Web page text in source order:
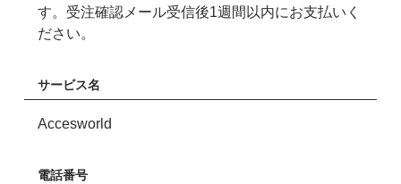
す。受注確認メール受信後1週間以内にお支払いく
ださい。
サービス名
Accesworld
電話番号